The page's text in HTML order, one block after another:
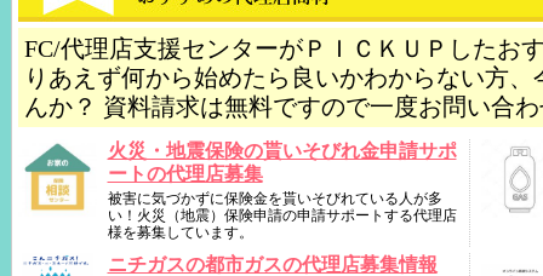
FC/代理店支援センターがＰＩＣＫＵＰしたお
りあえず何から始めたら良いかわからない方
んか？ 資料請求は無料ですので一度お問い合
火災・地震保険の貰いそびれ金申請サポ
ートの代理店募集
被害に気づかずに保険金を貰いそびれている人が多
い！火災（地震）保険申請の申請サポートする代理店
様を募集しています。
ニチガスの都市ガスの代理店募集情報